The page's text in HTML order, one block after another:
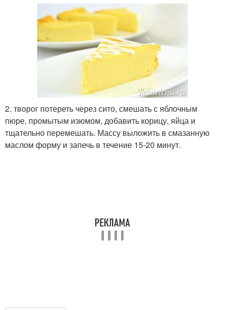
2. творог потереть через сито, смешать с яблочным
пюре, промытым изюмом, добавить корицу, яйца и
тщательно перемешать. Массу выложить в смазанную
маслом форму и запечь в течение 15-20 минут.